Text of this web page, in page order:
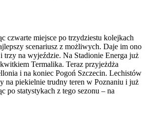
czwarte miejsce po trzydziestu kolejkach
scenariusz z możliwych. Daje im ono
trzy na wyjeździe. Na Stadionie Energa już
Termalika. Teraz przyjeżdża
i na koniec Pogoń Szczecin. Lechistów
na piekielnie trudny teren w Poznaniu i już
po statystykach z tego sezonu – na